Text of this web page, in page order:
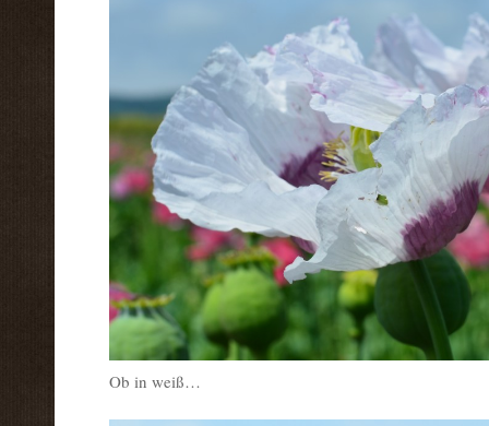
Ob in weiß…